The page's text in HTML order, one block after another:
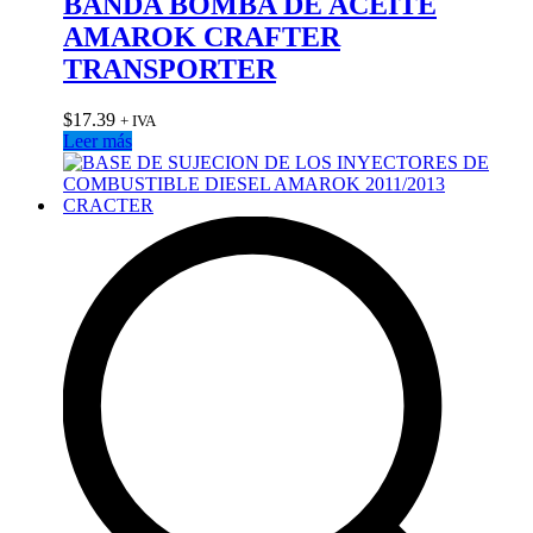
AMAROK CRAFTER
TRANSPORTER
$17.39 + IVA
Leer más